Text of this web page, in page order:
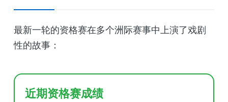
最新一轮的资格赛在多个洲际赛事中上演了戏剧
性的故事：
近期资格赛成绩